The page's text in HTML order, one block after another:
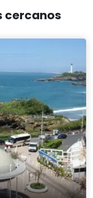
cercanos